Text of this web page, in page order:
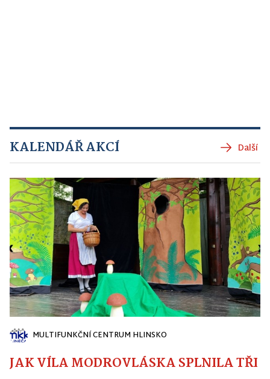
KALENDÁŘ AKCÍ Další
MULTIFUNKČNÍ CENTRUM HLINSKO
JAK VÍLA MODROVLÁSKA SPLNILA